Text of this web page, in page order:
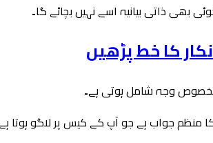
بھی ذاتی بیانیہ اسے نہیں بچائے گا۔
کا خط پڑھیں
مخصوص وجہ شامل ہوتی ہے۔
جواب ہے جو آپ کے کیس پر لاگو ہوتا